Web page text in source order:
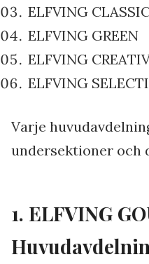
ELFVING
ELFVING GREEN
ELFVING
ELFVING
Varje
undersektioner och
1. ELFVING